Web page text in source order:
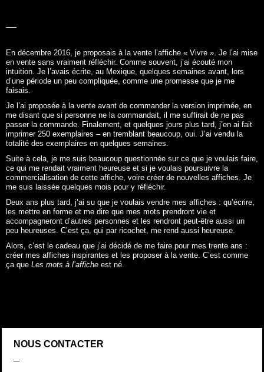
En décembre 2016, je proposais à la vente l’affiche « Vivre ». Je l’ai mise
en vente sans vraiment réfléchir. Comme souvent, j’ai écouté mon
intuition. Je l’avais écrite, au Mexique, quelques semaines avant, lors
d’une période un peu compliquée, comme une promesse que je me
faisais.
Je l’ai proposée à la vente avant de commander la version imprimée, en
me disant que si personne ne la commandait, il me suffirait de ne pas
passer la commande. Finalement, et quelques jours plus tard, j’en ai fait
imprimer 250 exemplaires – en tremblant beaucoup, oui. J’ai vendu la
totalité des exemplaires en quelques semaines.
Suite à cela, je me suis beaucoup questionnée sur ce que je voulais faire,
ce qui me rendait vraiment heureuse et si je voulais poursuivre la
commercialisation de cette affiche, voire créer de nouvelles affiches. Je
me suis laissée quelques mois pour y réfléchir.
Deux ans plus tard, j’ai su que je voulais vendre mes affiches : qu’écrire,
les mettre en forme et me dire que mes mots prendront vie et
accompagneront d’autres personnes et les rendront peut-être aussi un
peu heureuses. C’est ça, qui par ricochet, me rend aussi heureuse.
Alors, c’est le cadeau que j’ai décidé de me faire pour mes trente ans :
créer mes affiches inspirantes et les proposer à la vente. C’est comme
ça que Les mots à l’affiche est né.
NOUS CONTACTER